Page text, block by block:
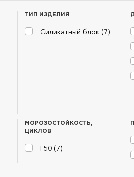
ТИП ИЗДЕЛИЯ
Силикатный блок (7)
МОРОЗОСТОЙКОСТЬ,
ЦИКЛОВ
F50 (7)